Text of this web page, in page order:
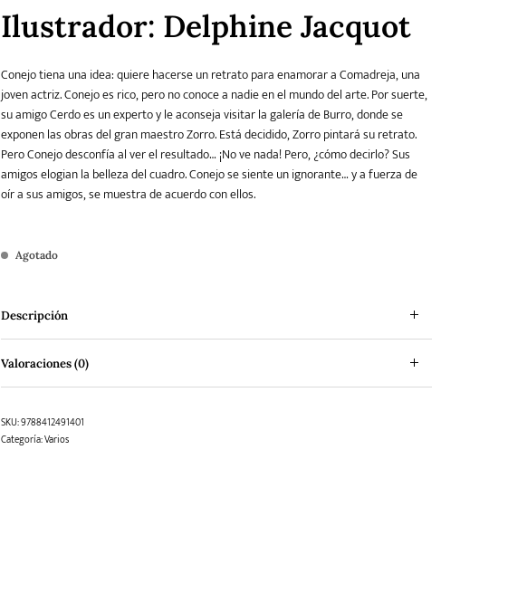
Ilustrador: Delphine Jacquot
Conejo tiena una idea: quiere hacerse un retrato para enamorar a Comadreja, una
joven actriz. Conejo es rico, pero no conoce a nadie en el mundo del arte. Por suerte,
su amigo Cerdo es un experto y le aconseja visitar la galería de Burro, donde se
exponen las obras del gran maestro Zorro. Está decidido, Zorro pintará su retrato.
Pero Conejo desconfía al ver el resultado… ¡No ve nada! Pero, ¿cómo decirlo? Sus
amigos elogian la belleza del cuadro. Conejo se siente un ignorante… y a fuerza de
oír a sus amigos, se muestra de acuerdo con ellos.
Agotado
Descripción
Valoraciones (0)
SKU:9788412491401
Categoría:Varios